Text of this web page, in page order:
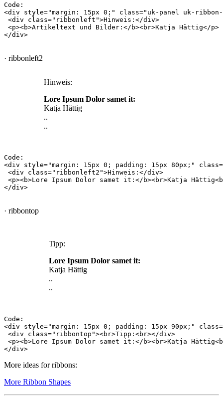
Code:
<div style="margin: 15px 0;" class="uk-panel uk-
<div class="ribbonleft">Hinweis:</div>
<p><b>Artikeltext und Bilder:</b><br>Katja Hättig</p>
· ribbonleft2
Hinweis:
Lore Ipsum Dolor samet it:
Katja Hättig
..
..
Code:
<div style="margin: 15px 0; padding: 15px 80px;"
<div class="ribbonleft2">Hinweis:</div>
<p><b>Lore Ipsum Dolor samet it:</b><br>Katja
· ribbontop
Tipp:
Lore Ipsum Dolor samet it:
Katja Hättig
..
..
Code:
<div style="margin: 15px 0; padding: 15px 90px;"
<div class="ribbontop"><br>Tipp:<br></div>
<p><b>Lore Ipsum Dolor samet it:</b><br>Katja
More ideas for ribbons:
More Ribbon Shapes